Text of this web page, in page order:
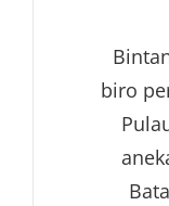
biro